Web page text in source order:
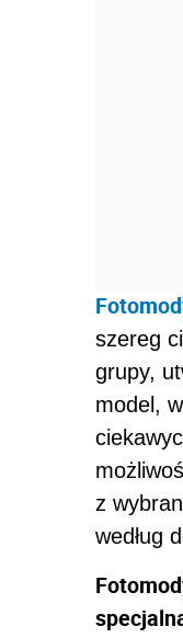
szereg
grupy,
model,
z
według